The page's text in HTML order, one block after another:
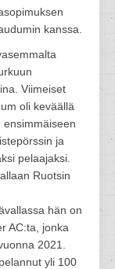
kanssa.
Viimeiset
oli keväällä
ja
pelaajaksi.
Ruotsin
hän on
AC:ta, jonka
2021.
yli 100